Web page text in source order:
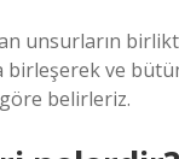
unsurların
ve
göre belirleriz.